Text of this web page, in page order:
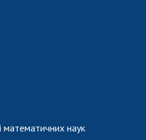
математичних наук